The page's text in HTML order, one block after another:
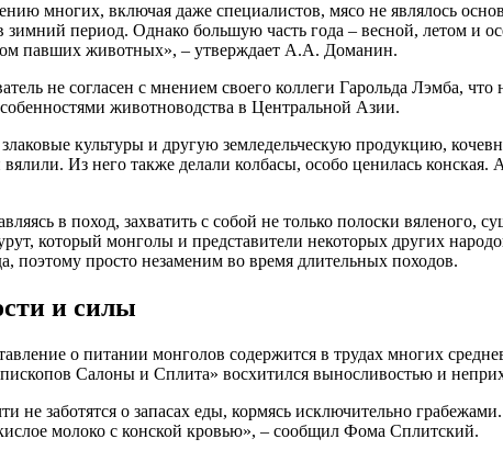
многих, включая даже специалистов, мясо не являлось
период. Однако большую часть года – весной, летом и
павших животных», – утверждает А.А. Доманин.
не согласен с мнением своего коллеги Гарольда
животноводства в Центральной Азии.
культуры и другую земледельческую продукцию,
Из него также делали колбасы, особо ценилась
в поход, захватить с собой не только полоски
который монголы и представители некоторых других
поэтому просто незаменим во время длительных походов.
и силы
о питании монголов содержится в трудах многих
Салоны и Сплита» восхитился выносливостью и
не заботятся о запасах еды, кормясь исключительно
молоко с конской кровью», – сообщил Фома Сплитский.